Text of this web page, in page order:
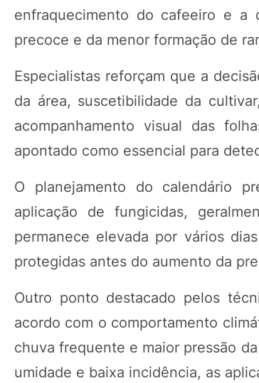
enfraquecimento do cafeeiro e a
precoce e da menor formação de
Especialistas reforçam que a
da área, suscetibilidade da
acompanhamento visual das
apontado como essencial para
O planejamento do calendário
aplicação de fungicidas,
permanece elevada por vários
protegidas antes do aumento da
Outro ponto destacado pelos
acordo com o comportamento
chuva frequente e maior pressão
umidade e baixa incidência, as